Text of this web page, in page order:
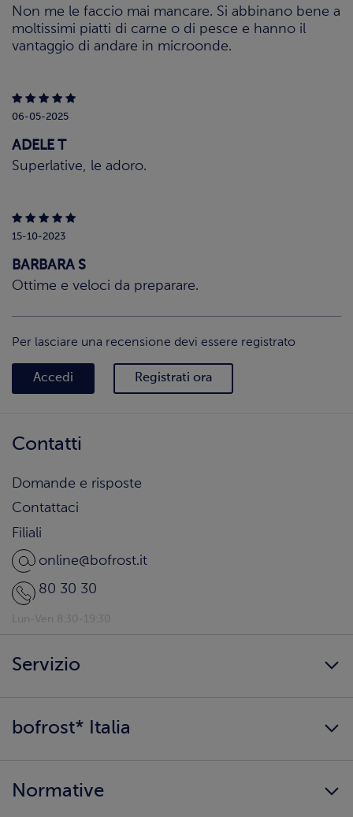
Non me le faccio mai mancare. Si abbinano bene a
moltissimi piatti di carne o di pesce e hanno il
vantaggio di andare in microonde.
06-05-2025
ADELE T
Superlative, le adoro.
15-10-2023
BARBARA S
Ottime e veloci da preparare.
Per lasciare una recensione devi essere registrato
Accedi Registrati ora
Contatti
Domande e risposte
Contattaci
Filiali
online@bofrost.it
80 30 30
Servizio
Presenta un amico
bofrost* Italia
Surgelati di qualità
Normative